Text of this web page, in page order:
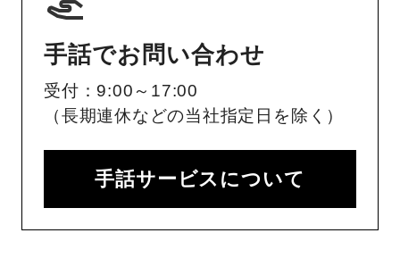
手話でお問い合わせ
受付：9:00～17:00
（長期連休などの当社指定日を除く）
手話サービスについて